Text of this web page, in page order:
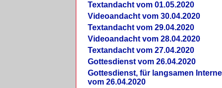
Textandacht vom 01.05.2020
Videoandacht vom 30.04.2020
Textandacht vom 29.04.2020
Videoandacht vom 28.04.2020
Textandacht vom 27.04.2020
Gottesdienst vom 26.04.2020
Gottesdienst, für langsamen
vom 26.04.2020